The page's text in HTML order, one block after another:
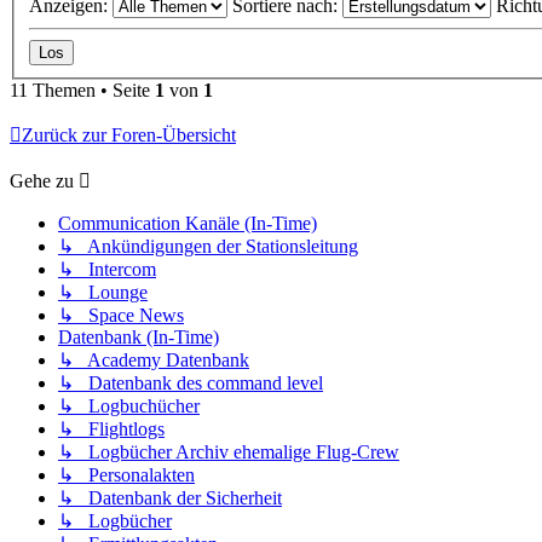
Anzeigen: Sortiere nach:
11 Themen • Seite 1 von 1
Zurück zur Foren-Übersicht
Gehe zu
Communication Kanäle (In-Time)
↳ Ankündigungen der Stationsleitung
↳ Intercom
↳ Lounge
↳ Space News
Datenbank (In-Time)
↳ Academy Datenbank
↳ Datenbank des command level
↳ Logbuchücher
↳ Flightlogs
↳ Logbücher Archiv ehemalige Flug-Crew
↳ Personalakten
↳ Datenbank der Sicherheit
↳ Logbücher